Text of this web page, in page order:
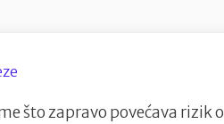
što zapravo povećava rizik